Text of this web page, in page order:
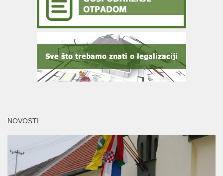
NOVOSTI